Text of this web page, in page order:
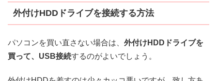
外付けHDDドライブを接続する方法
パソコンを買い直さない場合は、 外付けHDDドライブを
買って、USB接続するのがよいでしょう。